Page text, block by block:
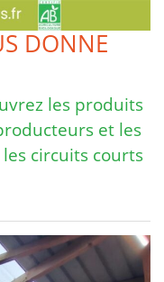
DONNE
les produits
et les
circuits courts